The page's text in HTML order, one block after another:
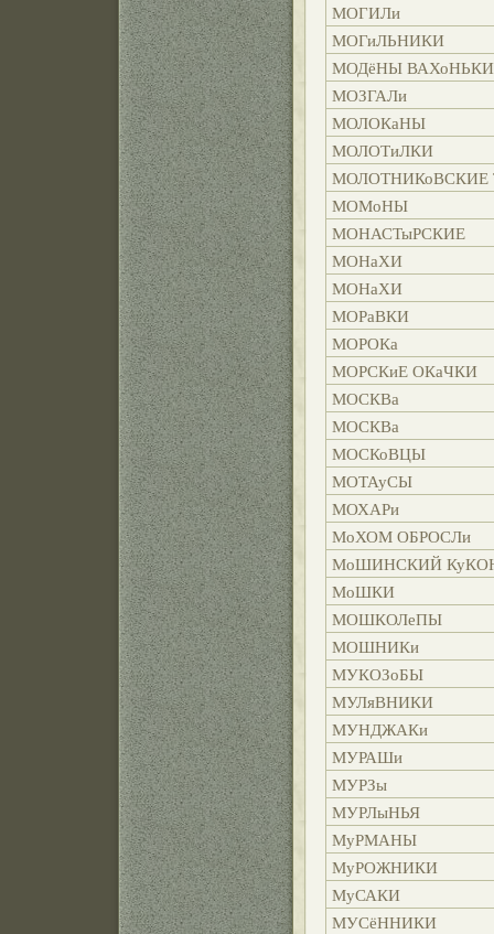
МОГИЛи
МОГиЛЬНИКИ
МОДёНЫ
МОЗГАЛи
МОЛОКаНЫ
МОЛОТиЛКИ
МОЛОТНИКоВСКИЕ
МОМоНЫ
МОНАСТыРСКИЕ
МОНаХИ
МОНаХИ
МОРаВКИ
МОРОКа
МОРСКиЕ ОКаЧКИ
МОСКВа
МОСКВа
МОСКоВЦЫ
МОТАуСЫ
МОХАРи
МоХОМ ОБРОСЛи
МоШИНСКИЙ
МоШКИ
МОШКОЛеПЫ
МОШНИКи
МУКОЗоБЫ
МУЛяВНИКИ
МУНДЖАКи
МУРАШи
МУРЗы
МУРЛыНЬЯ
МуРМАНЫ
МуРОЖНИКИ
МуСАКИ
МУСёННИКИ